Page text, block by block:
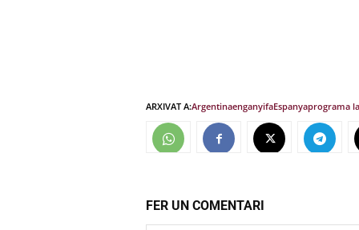
ARXIVAT A:ArgentinaenganyifaEspanyaprograma
FER UN COMENTARI